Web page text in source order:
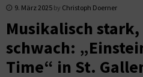
9. März 2025 by Christoph Doerner
Musikalisch
schwach:
Time“ in St.